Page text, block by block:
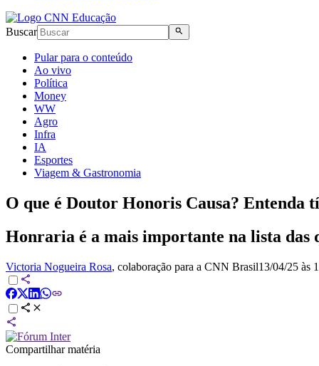
Buscar
Pular para o conteúdo
Ao vivo
Política
Money
WW
Agro
Infra
IA
Esportes
Viagem & Gastronomia
O que é Doutor Honoris Causa? Entenda
Honraria é a mais importante na lista das
Victoria Nogueira Rosa, colaboração para a CNN Brasil13/04/25 às
Compartilhar matéria